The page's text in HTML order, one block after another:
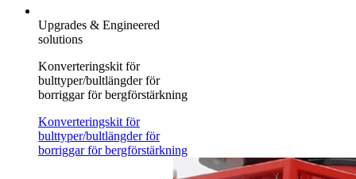
Upgrades & Engineered
solutions
Konverteringskit för
bulttyper/bultlängder för
borriggar för bergförstärkning
Konverteringskit för
bulttyper/bultlängder för
borriggar för bergförstärkning